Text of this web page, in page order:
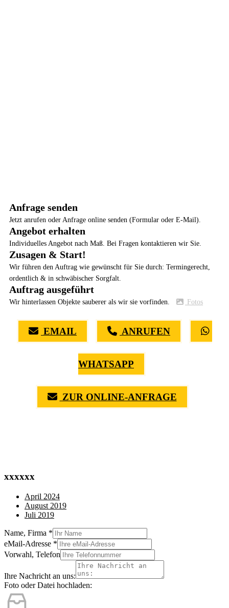
Anfrage senden
Jetzt anrufen oder Anfrage online senden (Formular oder E-Mail).
Angebot erhalten
Individuelles Angebot nach Maß. Bei Fragen kontaktieren wir Sie.
Zusagen & Start!
Wir führen den Auftrag wie gewünscht für Sie durch: Termingerecht,
ordentlich & in schwäbischer Sorgfalt.
Auftrag ausgeführt
Wir hinterlassen Objekte sauberer als wir sie vorfinden. Fotos
EMAIL ANRUFEN
WHATSAPP
ZUR ONLINE-ANFRAGE
xxxxxx
April 2024
August 2019
Juli 2019
Name, Firma *
eMail-Adresse *
Vorwahl, Telefon
Ihre Nachricht an uns:
Foto oder Datei hochladen: